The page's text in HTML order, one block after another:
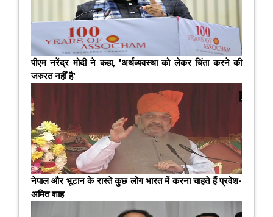
पीएम नरेंद्र मोदी ने कहा, 'अर्थव्यवस्था को लेकर चिंता करने की
जरुरत नहीं है'
नेपाल और भूटान के रास्ते कुछ लोग भारत में करना चाहते हैं प्रवेश-
अमित शाह